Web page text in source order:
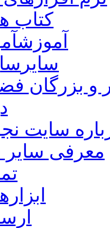
کتاب
آموزش
سایر
و بزرگان
سایت
معرفی سایر